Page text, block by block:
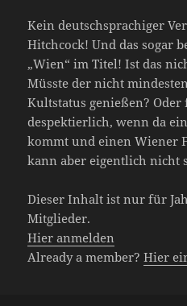
Kein deutschsprachiger
Hitchcock! Und das sogar
„Wien“ im Titel! Ist das
Müsste der nicht
Kultstatus genießen? Oder
despektierlich, wenn da
kommt und einen Wiener
kann aber eigentlich nicht
Dieser Inhalt ist nur für
Mitglieder.
Hier anmelden
Already a member?Hier